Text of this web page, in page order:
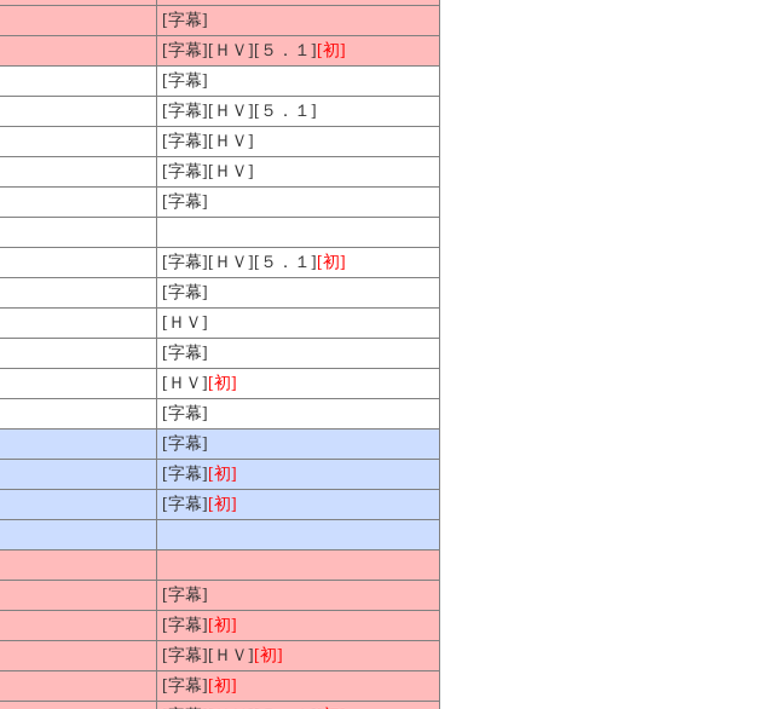
[字幕]
[字幕][ＨＶ][５．１][初]
[字幕]
[字幕][ＨＶ][５．１]
[字幕][ＨＶ]
[字幕][ＨＶ]
[字幕]
[字幕][ＨＶ][５．１][初]
[字幕]
[ＨＶ]
[字幕]
[ＨＶ][初]
[字幕]
[字幕]
[字幕][初]
[字幕][初]
[字幕]
[字幕][初]
[字幕][ＨＶ][初]
[字幕][初]